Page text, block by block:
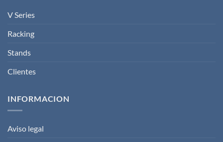
V Series
Racking
Stands
Clientes
INFORMACION
Aviso legal